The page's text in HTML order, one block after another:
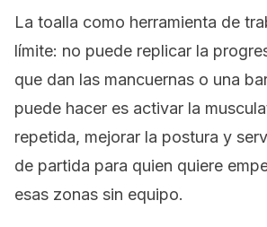
La toalla como herramienta de
límite: no puede replicar la
que dan las mancuernas o una
puede hacer es activar la
repetida, mejorar la postura y
de partida para quien quiere
esas zonas sin equipo.